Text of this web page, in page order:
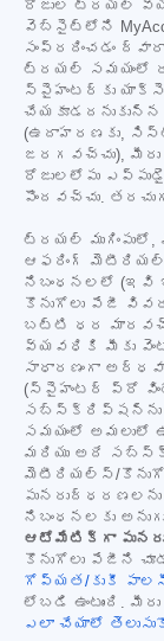
రోజుల ట్రయల్
వెబ్‌సైట్‌లోని
సంప్రదించడం
ట్రయల్ సమయంలో
స్పైహంటర్‌కు
(ఉదాహరణకు,
జరగవచ్చు), మీరు
రోజులలోపు
పొందవచ్చు.
ట్రయల్
ఆఫరింగ్
నిబంధనలలో (ఇవి
కొనుగోలు పేజీ
బట్టి ధర
వ్యవధికి మీకు
సాధారణంగా
(స్పైహంటర్ ప్రో
సబ్‌స్క్రిప్షన్‌ను
సమయంలో
మరియు అదే
మెటీరియల్స్/
నిబంధనలకు
ఆటోమేటిక్‌గా
కొనుగోలు పేజీని
గోప్యత/కుకీ
లోబడి ఉంటుంది.
ఎలా చేయాలో